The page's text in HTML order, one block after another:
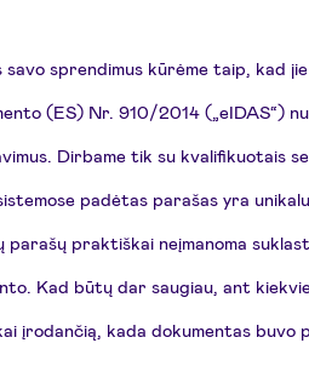
savo sprendimus kūrėme taip, kad
(ES) Nr. 910/2014 („eIDAS“)
Dirbame tik su kvalifikuotais
padėtas parašas yra
parašų praktiškai neįmanoma
Kad būtų dar saugiau, ant
įrodančią, kada dokumentas buvo